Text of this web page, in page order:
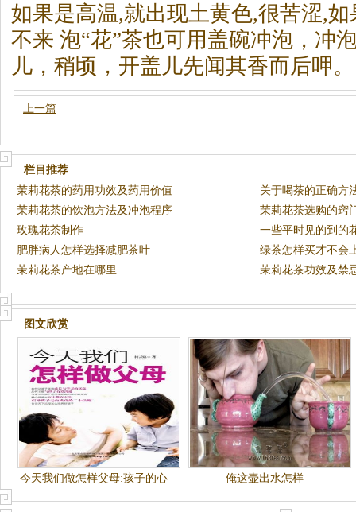
如果是高温,就出现土黄色,很苦涩,
不来 泡“花”茶也可用盖碗冲泡，冲
儿，稍顷，开盖儿先闻其香而后呷。
上一篇
栏目推荐
茉莉花茶的药用功效及药用价值
关于喝茶的正确方
茉莉花茶的饮泡方法及冲泡程序
茉莉花茶选购的窍
玫瑰花茶制作
一些平时见的到的
肥胖病人怎样选择减肥茶叶
绿茶怎样买才不会
茉莉花茶产地在哪里
茉莉花茶功效及禁
图文欣赏
今天我们做怎样父母:孩子的心
理障碍排除法
俺这壶出水怎样